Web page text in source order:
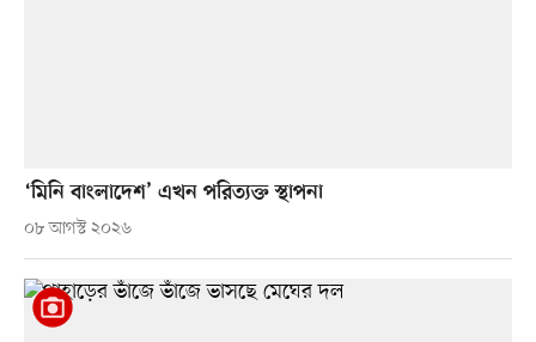
‘মিনি বাংলাদেশ’ এখন পরিত্যক্ত স্থাপনা
০৮ আগস্ট ২০২৬